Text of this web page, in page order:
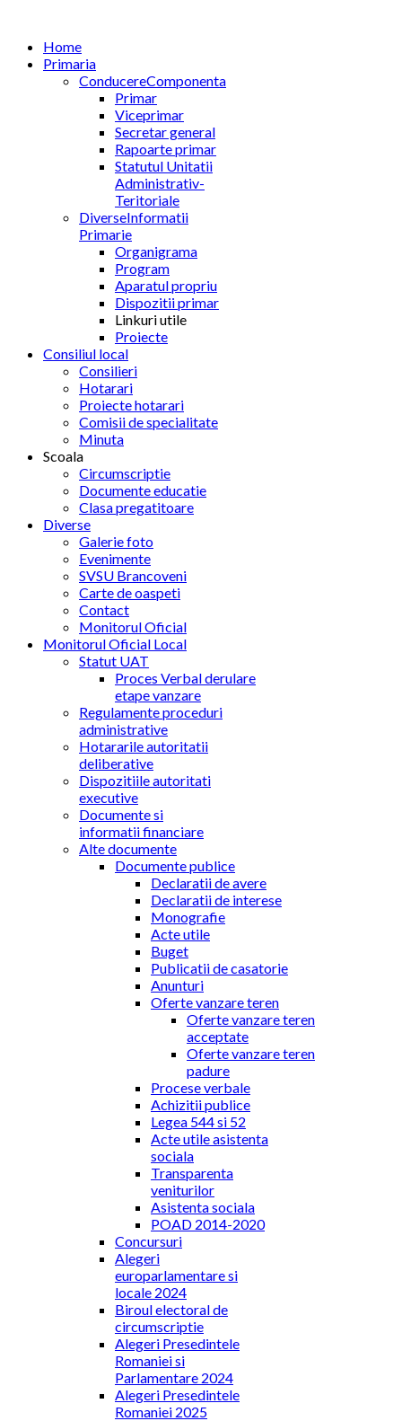
Home
Primaria
ConducereComponenta
Primar
Viceprimar
Secretar general
Rapoarte primar
Statutul Unitatii
Administrativ-
Teritoriale
DiverseInformatii
Primarie
Organigrama
Program
Aparatul propriu
Dispozitii primar
Linkuri utile
Proiecte
Consiliul local
Consilieri
Hotarari
Proiecte hotarari
Comisii de specialitate
Minuta
Scoala
Circumscriptie
Documente educatie
Clasa pregatitoare
Diverse
Galerie foto
Evenimente
SVSU Brancoveni
Carte de oaspeti
Contact
Monitorul Oficial
Monitorul Oficial Local
Statut UAT
Proces Verbal derulare
etape vanzare
Regulamente proceduri
administrative
Hotararile autoritatii
deliberative
Dispozitiile autoritati
executive
Documente si
informatii financiare
Alte documente
Documente publice
Declaratii de avere
Declaratii de interese
Monografie
Acte utile
Buget
Publicatii de casatorie
Anunturi
Oferte vanzare teren
Oferte vanzare teren
acceptate
Oferte vanzare teren
padure
Procese verbale
Achizitii publice
Legea 544 si 52
Acte utile asistenta
sociala
Transparenta
veniturilor
Asistenta sociala
POAD 2014-2020
Concursuri
Alegeri
europarlamentare si
locale 2024
Biroul electoral de
circumscriptie
Alegeri Presedintele
Romaniei si
Parlamentare 2024
Alegeri Presedintele
Romaniei 2025